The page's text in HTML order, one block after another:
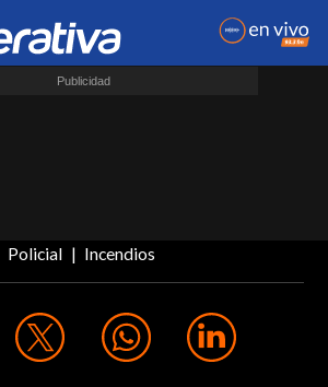
Policial Incendios